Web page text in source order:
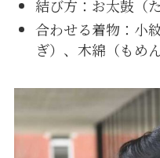
結び方：お太鼓（
合わせる着物：小
ぎ）、木綿（もめ